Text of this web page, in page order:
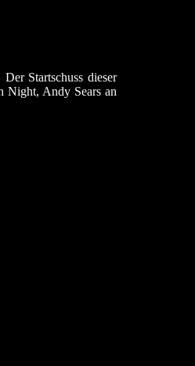
Startschuss dieser
Night, Andy Sears an